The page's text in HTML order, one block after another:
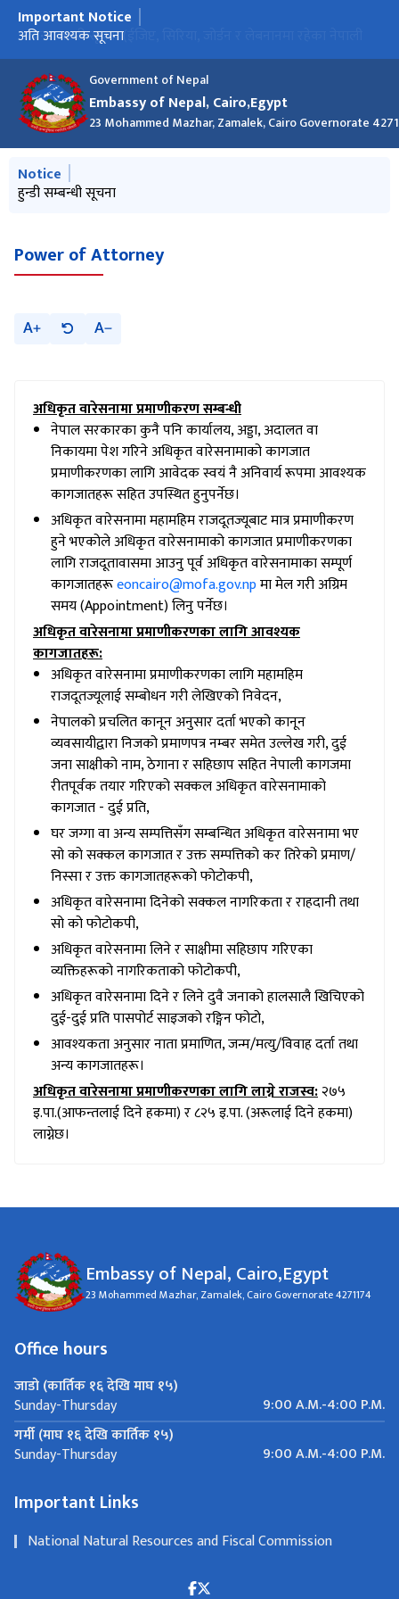
Government of Nepal
Embassy of Nepal, Cairo,Egypt
23 Mohammed Mazhar, Zamalek, Cairo Governorate
मुख्य नेभिगेसनमा जानुहोस्
Important Notice
अत्यन्त जरुरी सूचना (ईजिप्ट, सिरिया, जोर्डन र लेबनानमा रहेका नेपाली
नागरिकहरुका लागि)
अति आवश्यक सूचना
हुन्डी सम्बन्धी सूचना
मुख्य नेभिगेसनमा जानुहोस्
Notice
हुन्डी सम्बन्धी सूचना
Power of Attorney
A A
अधिकृत वारेसनामा प्रमाणीकरण सम्बन्धी
नेपाल सरकारका कुनै पनि कार्यालय, अड्डा, अदालत वा
निकायमा पेश गरिने अधिकृत वारेसनामाको कागजात
प्रमाणीकरणका लागि आवेदक स्वयं नै अनिवार्य रूपमा आवश्यक
कागजातहरू सहित उपस्थित हुनुपर्नेछ।
अधिकृत वारेसनामा महामहिम राजदूतज्यूबाट मात्र प्रमाणीकरण
हुने भएकोले अधिकृत वारेसनामाको कागजात प्रमाणीकरणका
लागि राजदूतावासमा आउनु पूर्व अधिकृत वारेसनामाका सम्पूर्ण
कागजातहरूeoncairo@mofa.gov.npमा मेल गरी अग्रिम
समय (Appointment) लिनु पर्नेछ।
अधिकृत वारेसनामा प्रमाणीकरणका लागि आवश्यक
कागजातहरू:
अधिकृत वारेसनामा प्रमाणीकरणका लागि महामहिम
राजदूतज्यूलाई सम्बोधन गरी लेखिएको निवेदन,
नेपालको प्रचलित कानून अनुसार दर्ता भएको कानून
व्यवसायीद्वारा निजको प्रमाणपत्र नम्बर समेत उल्लेख गरी, दुई
जना साक्षीको नाम, ठेगाना र सहिछाप सहित नेपाली कागजमा
रीतपूर्वक तयार गरिएको सक्कल अधिकृत वारेसनामाको
कागजात - दुई प्रति,
घर जग्गा वा अन्य सम्पत्तिसँग सम्बन्धित अधिकृत वारेसनामा भए
सो को सक्कल कागजात र उक्त सम्पत्तिको कर तिरेको प्रमाण/
निस्सा र उक्त कागजातहरूको फोटोकपी,
अधिकृत वारेसनामा दिनेको सक्कल नागरिकता र राहदानी तथा
सो को फोटोकपी,
अधिकृत वारेसनामा लिने र साक्षीमा सहिछाप गरिएका
व्यक्तिहरूको नागरिकताको फोटोकपी,
अधिकृत वारेसनामा दिने र लिने दुवै जनाको हालसालै खिचिएको
दुई-दुई प्रति पासपोर्ट साइजको रङ्गिन फोटो,
आवश्यकता अनुसार नाता प्रमाणित, जन्म/मत्यु/विवाह दर्ता तथा
अन्य कागजातहरू।
अधिकृतवारेसनामाप्रमाणीकरणकालागिलाग्ने राजस्व:२७५
इ.पा.(आफन्तलाई दिने हकमा) र ८२५ इ.पा. (अरूलाई दिने हकमा)
लाग्नेछ।
Embassy of Nepal, Cairo,Egypt
23 Mohammed Mazhar, Zamalek, Cairo Governorate 4271174
Office hours
जाडो (कार्तिक १६ देखि माघ १५)
Sunday-Thursday
9:00 A.M.-4:00 P.M.
गर्मी (माघ १६ देखि कार्तिक १५)
Sunday-Thursday 9:00 A.M.-4:00 P.M.
Important Links
National Natural Resources and Fiscal Commission